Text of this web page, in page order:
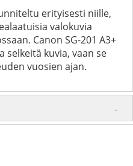
erityisesti niille,
valokuvia
Canon SG-201 A3+
selkeitä kuvia, vaan se
vuosien ajan.